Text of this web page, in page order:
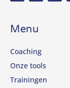
Menu
Coaching
Onze tools
Trainingen